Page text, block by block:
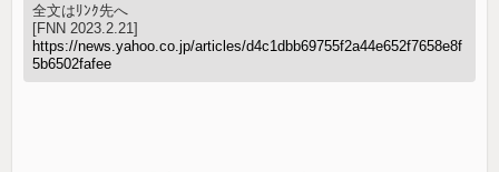
全文はﾘﾝｸ先へ
[FNN 2023.2.21]
https://news.yahoo.co.jp/articles/d4c1dbb69755f2a44e652f7658e8f
5b6502fafee